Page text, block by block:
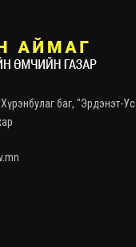
баг, "Эрдэнэт-Ус